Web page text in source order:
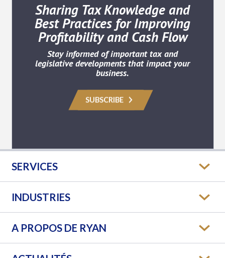
Sharing Tax Knowledge and
Best Practices for Improving
Profitability and Cash Flow
Stay informed of important tax and
legislative developments that impact your
business.
SUBSCRIBE
SERVICES
INDUSTRIES
A PROPOS DE RYAN